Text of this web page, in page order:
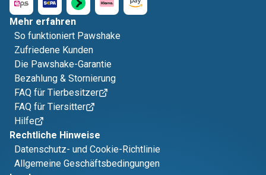
Mehr erfahren
So funktioniert Pawshake
Zufriedene Kunden
Die Pawshake-Garantie
Bezahlung & Stornierung
FAQ für Tierbesitzer
FAQ für Tiersitter
Hilfe
Rechtliche Hinweise
Datenschutz- und Cookie-Richtlinie
Allgemeine Geschäftsbedingungen